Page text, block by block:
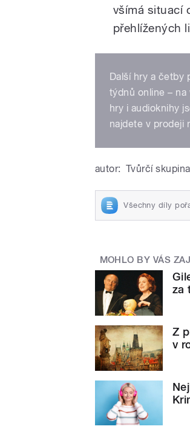
všímá situací
přehlížených
Další hry a četby
týdnů online –
hry i audioknihy
najdete v prodeji
autor: Tvůrčí
Všechny díly
MOHLO BY VÁS
za
Z
v